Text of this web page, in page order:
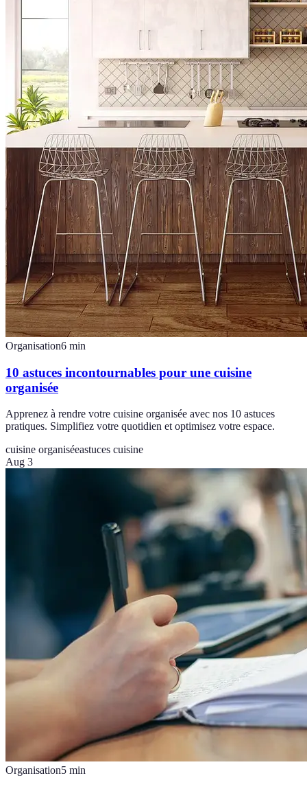
Organisation6 min
10 astuces incontournables pour une cuisine
organisée
Apprenez à rendre votre cuisine organisée avec nos 10 astuces
pratiques. Simplifiez votre quotidien et optimisez votre espace.
cuisine organiséeastuces cuisine
Aug 3
Organisation5 min